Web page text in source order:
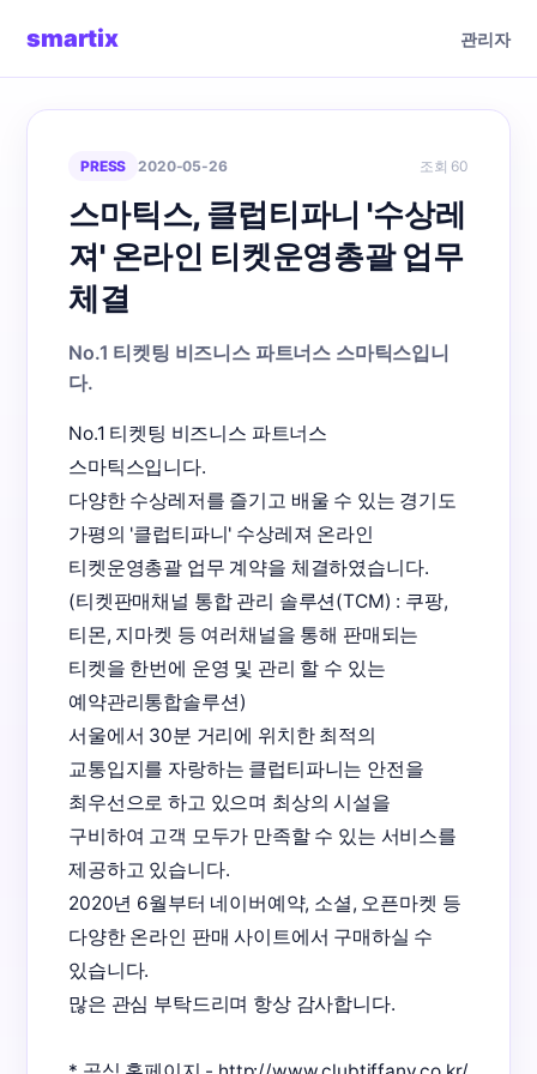
smartix 관리자
PRESS 2020-05-26 조회 60
스마틱스, 클럽티파니 '수상레
져' 온라인 티켓운영총괄 업무
체결
No.1 티켓팅 비즈니스 파트너스 스마틱스입니
다.
No.1 티켓팅 비즈니스 파트너스
스마틱스입니다.
다양한 수상레저를 즐기고 배울 수 있는 경기도
가평의 '클럽티파니' 수상레져 온라인
티켓운영총괄 업무 계약을 체결하였습니다.
(티켓판매채널 통합 관리 솔루션(TCM) : 쿠팡,
티몬, 지마켓 등 여러채널을 통해 판매되는
티켓을 한번에 운영 및 관리 할 수 있는
예약관리통합솔루션)
서울에서 30분 거리에 위치한 최적의
교통입지를 자랑하는 클럽티파니는 안전을
최우선으로 하고 있으며 최상의 시설을
구비하여 고객 모두가 만족할 수 있는 서비스를
제공하고 있습니다.
2020년 6월부터 네이버예약, 소셜, 오픈마켓 등
다양한 온라인 판매 사이트에서 구매하실 수
있습니다.
많은 관심 부탁드리며 항상 감사합니다.